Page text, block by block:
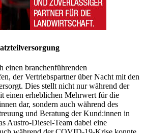
einen branchenführenden
der Vertriebspartner über Nacht mit den
Dies stellt nicht nur während der
einen erheblichen Mehrwert für die
dar, sondern auch während des
und Beratung der Kund:innen in
Austro-Diesel-Team dabei eine